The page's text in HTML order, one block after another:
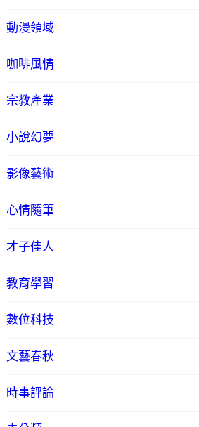
動漫領域
咖啡風情
宗教產業
小說幻夢
影像藝術
心情隨筆
才子佳人
教育學習
數位科技
文藝春秋
時事評論